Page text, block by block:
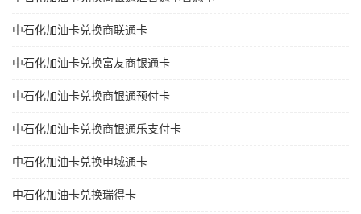
中石化加油卡兑换商联通卡
中石化加油卡兑换富友商银通卡
中石化加油卡兑换商银通预付卡
中石化加油卡兑换商银通乐支付卡
中石化加油卡兑换申城通卡
中石化加油卡兑换瑞得卡